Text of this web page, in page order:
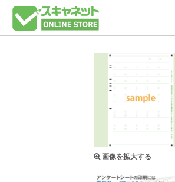
画像を拡大する